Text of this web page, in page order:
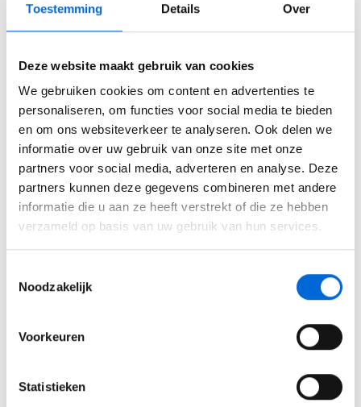
Toestemming Details Over
Deze website maakt gebruik van cookies
We gebruiken cookies om content en advertenties te
personaliseren, om functies voor social media te bieden
en om ons websiteverkeer te analyseren. Ook delen we
informatie over uw gebruik van onze site met onze
partners voor social media, adverteren en analyse. Deze
partners kunnen deze gegevens combineren met andere
informatie die u aan ze heeft verstrekt of die ze hebben
verzameld op basis van uw gebruik van hun services.
Noodzakelijk
Voorkeuren
Statistieken
UIT VOORRAAD LEVERBAAR GEMIDDELD BINNEN
48 UUR
Aantal - +
Toevoegen aan winkelwagen
Laagsteprijsgarantie
Zeer snelle (gratis)levering
Chauffeur kan zelfstandig lossen (kooiaap)
Meer informatie?Neem contact op over dit
Productomschrijving